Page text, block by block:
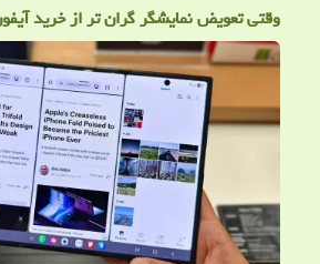
وقتی تعویض نمایشگر گران تر از خرید